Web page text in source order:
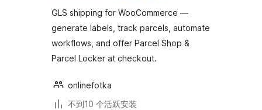
GLS shipping for WooCommerce —
generate labels, track parcels, automate
workflows, and offer Parcel Shop &
Parcel Locker at checkout.
onlinefotka
不到10 个活跃安装